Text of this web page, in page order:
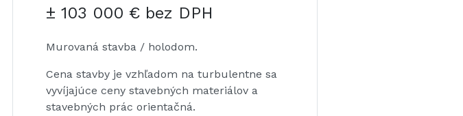
± 103 000 € bez DPH
Murovaná stavba / holodom.
Cena stavby je vzhľadom na turbulentne sa
vyvíjajúce ceny stavebných materiálov a
stavebných prác orientačná.